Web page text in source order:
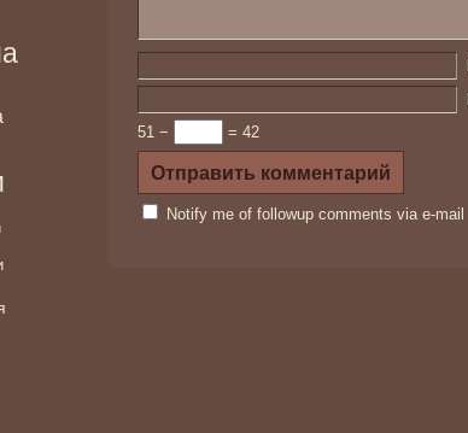
51 −
= 42
Notify me of followup comments via e-mail